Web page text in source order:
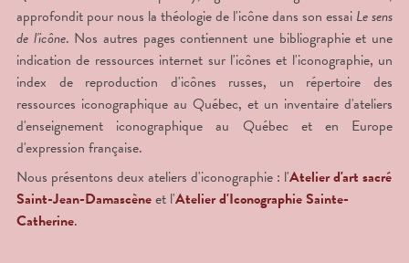
approfondit pour nous la théologie de l'icône dans son essai Le sens
de l'icône. Nos autres pages contiennent une bibliographie et une
indication de ressources internet sur l'icônes et l'iconographie, un
index de reproduction d'icônes russes, un répertoire des
ressources iconographique au Québec, et un inventaire d'ateliers
d'enseignement iconographique au Québec et en Europe
d'expression française.
Nous présentons deux ateliers d'iconographie : l'Atelier d'art sacré
Saint-Jean-Damascèneet l'Atelier d'Iconographie Sainte-
Catherine.